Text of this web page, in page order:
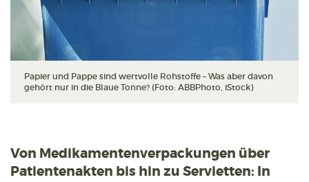
Papier und Pappe sind wertvolle Rohstoffe – Was aber davon
gehört nur in die Blaue Tonne? (Foto: ABBPhoto, iStock)
Von Medikamentenverpackungen über
Patientenakten bis hin zu Servietten: In